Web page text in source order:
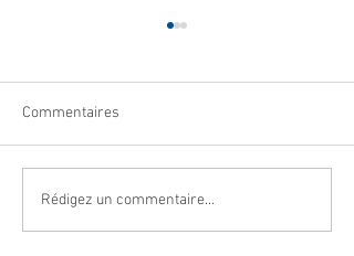
Navettes estivales Envibus
gratuites
Commentaires
Rédigez un commentaire...